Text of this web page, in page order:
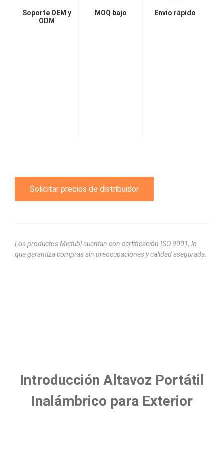
Soporte OEM y
ODM
MOQ bajo Envío rápido
Solicitar precios de distribuidor
Los productos Mietubl cuentan con certificación ISO 9001, lo
que garantiza compras sin preocupaciones y calidad asegurada.
Introducción Altavoz Portátil
Inalámbrico para Exterior